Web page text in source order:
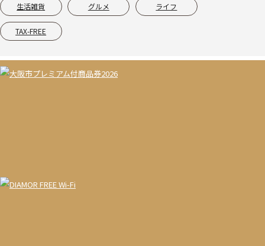
生活雑貨 グルメ ライフ
TAX-FREE